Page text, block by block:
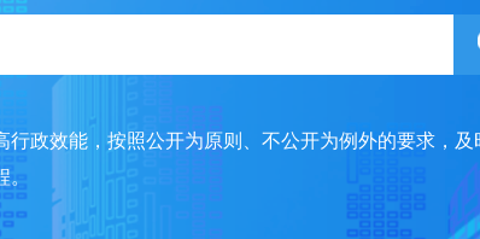
政效能，按照公开为原则、不公开为例外的要求，
。